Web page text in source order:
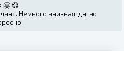
🤗 💞
Немного наивная, да, но